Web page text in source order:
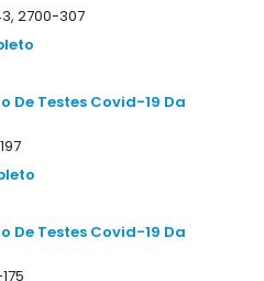
2700-307
De Testes Covid-19 Da
De Testes Covid-19 Da